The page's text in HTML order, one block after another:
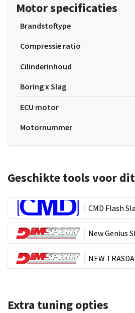
Motor specificaties
Brandstoftype
Compressie ratio
Cilinderinhoud
Boring x Slag
ECU motor
Motornummer
Geschikte tools voor
CMD Flash
New Genius
NEW
Extra tuning opties